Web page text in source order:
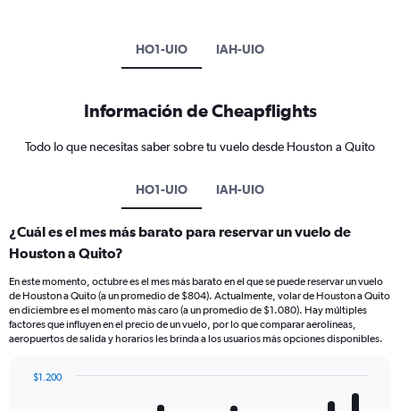
HO1-UIO IAH-UIO
Información de Cheapflights
Todo lo que necesitas saber sobre tu vuelo desde Houston a Quito
HO1-UIO IAH-UIO
¿Cuál es el mes más barato para reservar un vuelo de
Houston a Quito?
En este momento, octubre es el mes más barato en el que se puede reservar un vuelo
de Houston a Quito (a un promedio de $804). Actualmente, volar de Houston a Quito
en diciembre es el momento más caro (a un promedio de $1.080). Hay múltiples
factores que influyen en el precio de un vuelo, por lo que comparar aerolíneas,
aeropuertos de salida y horarios les brinda a los usuarios más opciones disponibles.
$1.200